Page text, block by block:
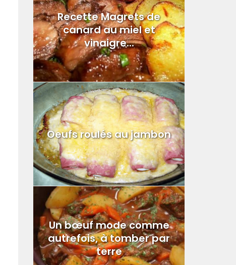
Recette Magrets de
canard au miel et
vinaigre...
Oeufs roulés au jambon
Un bœuf mode comme
autrefois, à tomber par
terre